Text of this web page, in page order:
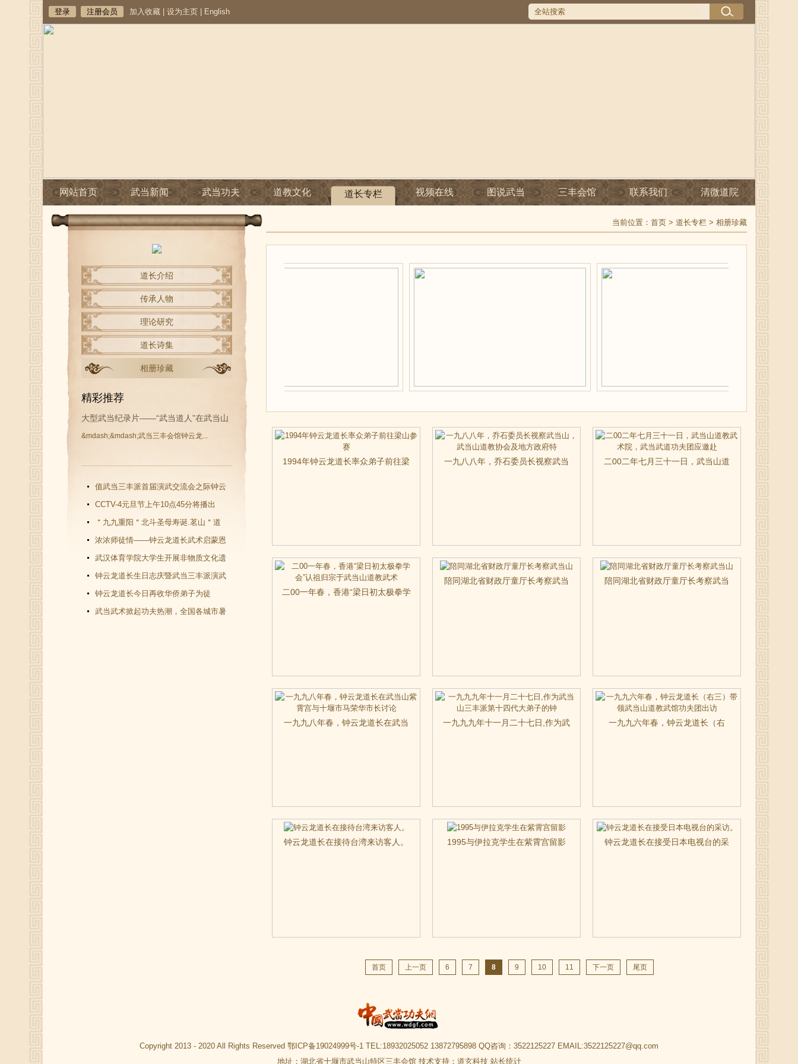
登录 注册会员 加入收藏 设为主页 English
网站首页 武当新闻 武当功夫 道教文化 道长专栏 视频在线 图说武当 三丰会馆 联系我们 清微道院
道长介绍
传承人物
理论研究
道长诗集
相册珍藏
精彩推荐
大型武当纪录片——“武当道人”在武当山
&mdash;&mdash;武当三丰会馆钟云龙...
值武当三丰派首届演武交流会之际钟云
龙道长再收新徒
CCTV-4元旦节上午10点45分将播出
《武当功夫传人 钟云龙》纪录片
＂九九重阳＂北斗圣母寿诞.茗山＂道
教文化＂汇演圆满谢幕
浓浓师徒情——钟云龙道长武术启蒙恩
师千里赴武当会面
武汉体育学院大学生开展非物质文化遗
产（武当武术）调查活动
钟云龙道长生日志庆暨武当三丰派演武
交流大会成功举办
钟云龙道长今日再收华侨弟子为徒
武当武术掀起功夫热潮，全国各城市暑
当前位置： 首页 > 道长专栏 > 相册珍藏
1994年钟云龙道长率众弟子前往梁
一九八八年，乔石委员长视察武当
二00二年七月三十一日，武当山道
二00一年春，香港“梁日初太极拳学
陪同湖北省财政厅童厅长考察武当
陪同湖北省财政厅童厅长考察武当
一九九八年春，钟云龙道长在武当
一九九九年十一月二十七日,作为武
一九九六年春，钟云龙道长（右
钟云龙道长在接待台湾来访客人。 1995与伊拉克学生在紫霄宫留影
钟云龙道长在接受日本电视台的采
首页 上一页 6 7 8 9 10 11 下一页 尾页
Copyright 2013 - 2020 All Rights Reserved 鄂ICP备19024999号-1 TEL:18932025052 13872795898 QQ咨询：3522125227 EMAIL:3522125227@qq.com
地址：湖北省十堰市武当山特区三丰会馆 技术支持： 道玄科技 站长统计